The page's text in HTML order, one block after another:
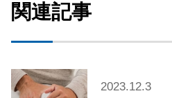
関連記事
2023.12.3